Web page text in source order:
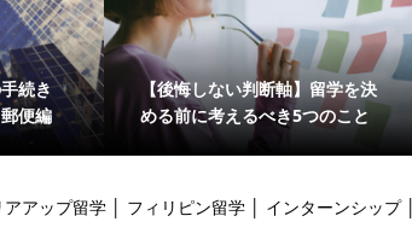
続き
便編
【後悔しない判断軸】留学を決
める前に考えるべき5つのこと
アアップ留学 フィリピン留学 インターンシップ│